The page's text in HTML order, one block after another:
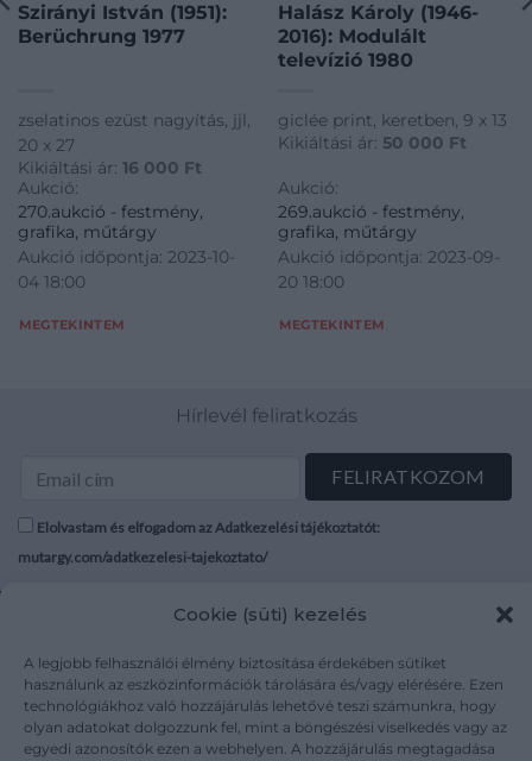
Cookie (süti) kezelés
A legjobb felhasználói élmény biztosítása érdekében sütiket
használunk az eszközinformációk tárolására és/vagy elérésére. Ezen
technológiákhoz való hozzájárulás lehetővé teszi számunkra, hogy
olyan adatokat dolgozzunk fel, mint a böngészési viselkedés vagy az
egyedi azonosítók ezen a webhelyen. A hozzájárulás megtagadása
Szirányi István (1951):
Berüchrung 1977
zselatinos ezüst nagyítás, jjl,
20 x 27
Kikiáltási ár: 16 000 Ft
Aukció:
270.aukció - festmény,
grafika, műtárgy
Aukció időpontja: 2023-10-
04 18:00
MEGTEKINTEM
Halász Károly (1946-
2016): Modulált
televízió 1980
giclée print, keretben, 9 x 13
Kikiáltási ár: 50 000 Ft
Aukció:
269.aukció - festmény,
grafika, műtárgy
Aukció időpontja: 2023-09-
20 18:00
MEGTEKINTEM
Hírlevél feliratkozás
Elolvastam és elfogadom az Adatkezelési tájékoztatót:
mutargy.com/adatkezelesi-tajekoztato/
Karrier
Kapcsolat
Áraink
Adatvédelem
Impresszum